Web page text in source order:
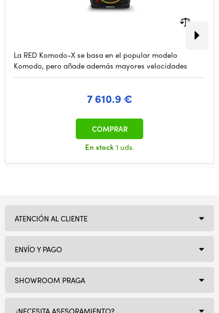
La RED Komodo-X se basa en el popular modelo
Komodo, pero añade además mayores velocidades
7 610.9 €
En stock1 uds.
COMPRAR
SHOWROOM PRAGA
¿NECESITA ASESORAMIENTO?
ATENCIÓN AL CLIENTE
ENVÍO Y PAGO